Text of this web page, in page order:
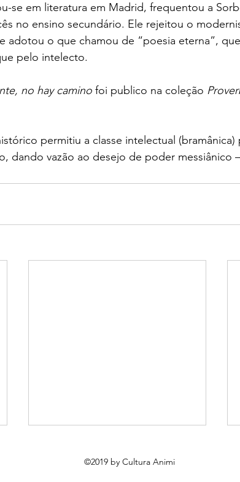
se em literatura em Madrid, frequentou a
no ensino secundário. Ele rejeitou o
adotou o que chamou de “poesia eterna”,
pelo intelecto.
no hay camino foi publico na coleção
permitiu a classe intelectual (bramânica)
dando vazão ao desejo de poder messiânico
©2019 by Cultura Animi